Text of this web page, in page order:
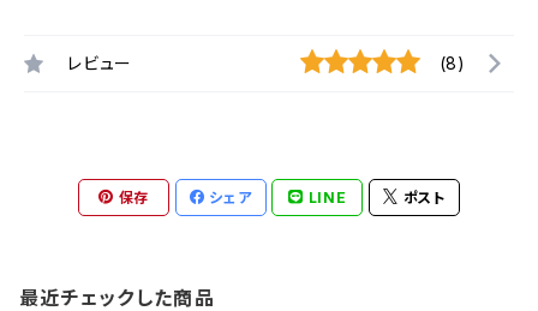
レビュー (8)
保存 シェア LINE ポスト
最近チェックした商品